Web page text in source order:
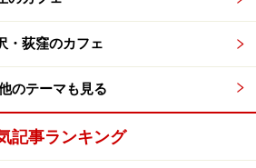
・荻窪のカフェ
のテーマも見る
記事ランキング